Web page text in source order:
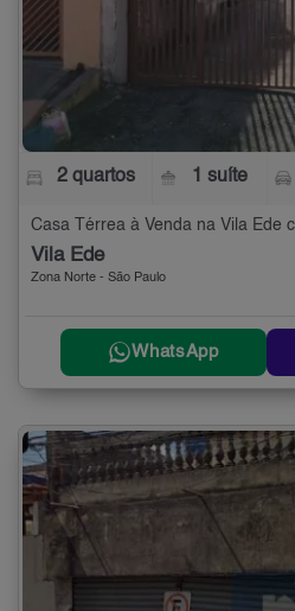
2 quartos 1 suíte
Casa Térrea à Venda na Vila Ede
Vila Ede
Zona Norte - São Paulo
WhatsApp